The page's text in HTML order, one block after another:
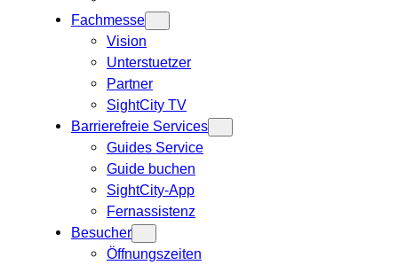
Fachmesse
Vision
Unterstuetzer
Partner
SightCity TV
Barrierefreie Services
Guides Service
Guide buchen
SightCity-App
Fernassistenz
Besucher
Öffnungszeiten